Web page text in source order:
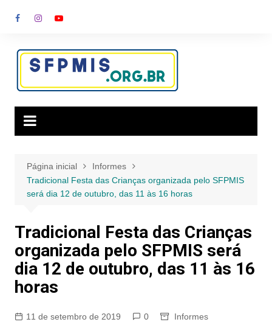
para
conteúdo
Página inicial
Informes
Tradicional Festa das Crianças organizada pelo SFPMIS
será dia 12 de outubro, das 11 às 16 horas
Tradicional Festa das Crianças
organizada pelo SFPMIS será
dia 12 de outubro, das 11 às 16
horas
11 de setembro de 2019 0 Informes